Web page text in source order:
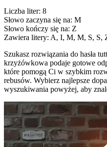
Liczba liter: 8
Słowo zaczyna się na: M
Słowo kończy się na: Z
Zawiera litery: A, I, M, M, S, S,
Szukasz rozwiązania do hasła
krzyżówkowa podaje gotowe
które pomogą Ci w szybkim
rebusów. Wybierz najlepsze
wyszukiwania powyżej, aby